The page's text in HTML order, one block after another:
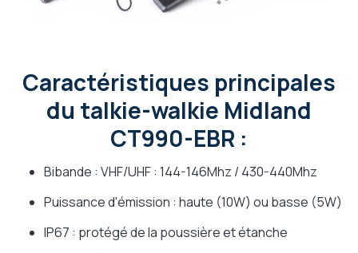
Caractéristiques principales
du talkie-walkie Midland
CT990-EBR :
Bibande : VHF/UHF : 144-146Mhz / 430-440Mhz
Puissance d'émission : haute (10W) ou basse (5W)
IP67 : protégé de la poussière et étanche